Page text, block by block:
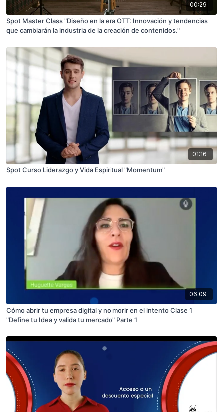
00:29
Spot Master Class "Diseño en la era OTT: Innovación y tendencias
que cambiarán la industria de la creación de contenidos."
01:16
Spot Curso Liderazgo y Vida Espiritual "Momentum"
06:09
Cómo abrir tu empresa digital y no morir en el intento Clase 1
"Define tu Idea y valida tu mercado" Parte 1